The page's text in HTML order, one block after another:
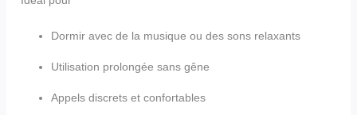
Dormir avec de la musique ou des sons relaxants
Utilisation prolongée sans gêne
Appels discrets et confortables